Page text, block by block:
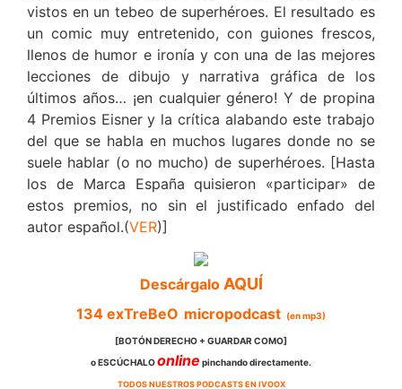
vistos en un tebeo de superhéroes. El resultado es
un comic muy entretenido, con guiones frescos,
llenos de humor e ironía y con una de las mejores
lecciones de dibujo y narrativa gráfica de los
últimos años… ¡en cualquier género! Y de propina
4 Premios Eisner y la crítica alabando este trabajo
del que se habla en muchos lugares donde no se
suele hablar (o no mucho) de superhéroes. [Hasta
los de Marca España quisieron «participar» de
estos premios, no sin el justificado enfado del
autor español.(VER)]
Descárgalo AQUÍ
134 exTreBeO micropodcast (en mp3)
[BOTÓN DERECHO + GUARDAR COMO]
o ESCÚCHALOonline pinchando directamente.
TODOS NUESTROS PODCASTS EN IVOOX